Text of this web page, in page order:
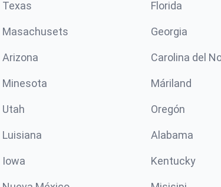
Texas Florida
Masachusets Georgia
Arizona Carolina del
Minesota Máriland
Utah Oregón
Luisiana Alabama
Iowa Kentucky